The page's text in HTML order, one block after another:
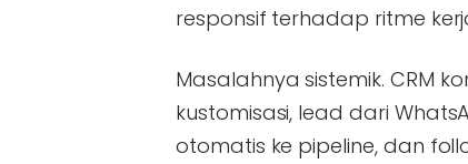
responsif terhadap ritme
Masalahnya sistemik. CRM
kustomisasi, lead dari
otomatis ke pipeline, dan